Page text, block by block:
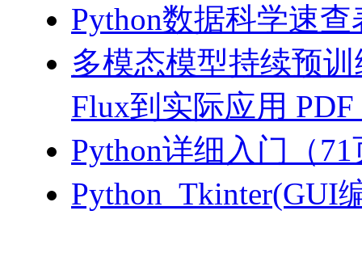
Python数据科学速
多模态模型持续预
Flux到实际应用
Python详细入门（
Python_Tkinter(GUI